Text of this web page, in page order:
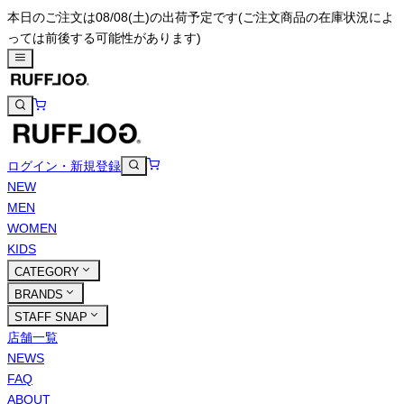
本日のご注文は08/08(土)の出荷予定です(ご注文商品の在庫状況によ
っては前後する可能性があります)
ログイン・新規登録
NEW
MEN
WOMEN
KIDS
CATEGORY
BRANDS
STAFF SNAP
店舗一覧
NEWS
FAQ
ABOUT